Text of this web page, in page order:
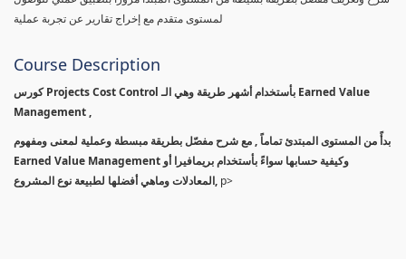
لمستوى متقدم مع إخراج تقارير عن تجربة عملية
Course Description
كورس Projects Cost Control بأستخدام أشهر طريقة وهي الـ Earned Value
Management ,
بدأً من المستوى المبتدئ تماماً , مع شرح مفصّل بطريقة مبسطة وعملية لمعنى ومفهوم
Earned Value Management وكيفية حسابها سواءً بأستخدام بريمافيرا أو
المعادلات وماهي أفضلها لطبيعة نوع المشروع, p>